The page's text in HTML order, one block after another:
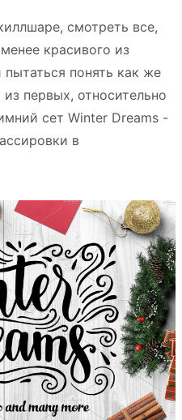
смотреть все,
красивого из
пытаться понять как же
первых, относительно
сет Winter Dreams -
в